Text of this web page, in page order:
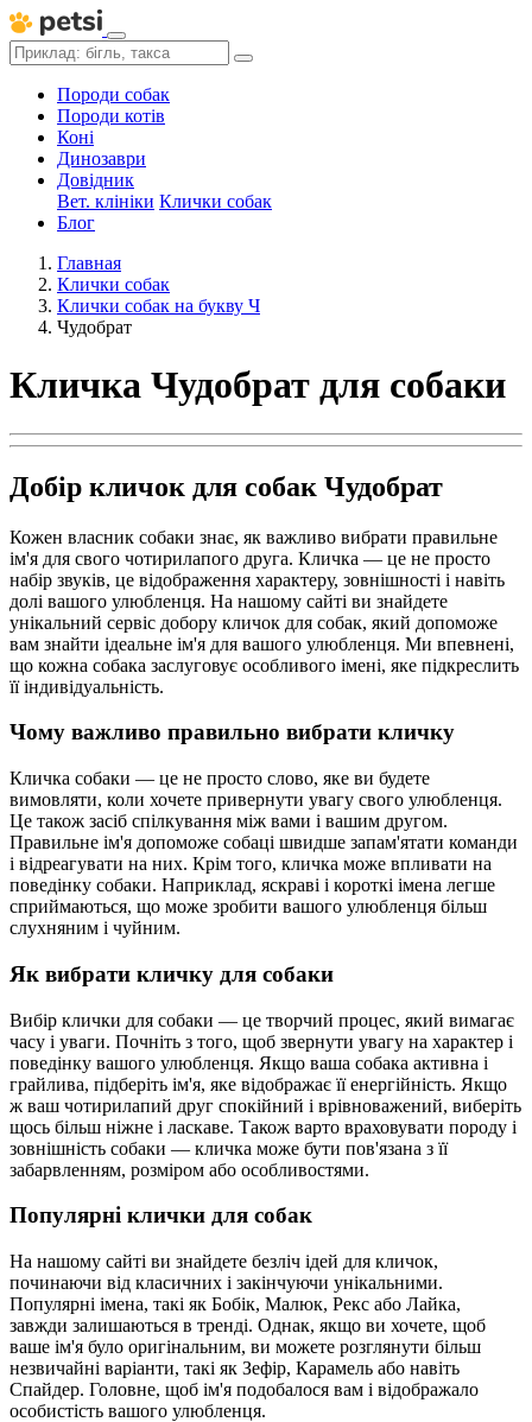
Породи собак
Породи котів
Коні
Динозаври
Довідник
Вет. клініки Клички собак
Блог
Главная
Клички собак
Клички собак на букву Ч
Чудобрат
Кличка Чудобрат для собаки
Добір кличок для собак Чудобрат
Кожен власник собаки знає, як важливо вибрати правильне
ім'я для свого чотирилапого друга. Кличка — це не просто
набір звуків, це відображення характеру, зовнішності і навіть
долі вашого улюбленця. На нашому сайті ви знайдете
унікальний сервіс добору кличок для собак, який допоможе
вам знайти ідеальне ім'я для вашого улюбленця. Ми впевнені,
що кожна собака заслуговує особливого імені, яке підкреслить
її індивідуальність.
Чому важливо правильно вибрати кличку
Кличка собаки — це не просто слово, яке ви будете
вимовляти, коли хочете привернути увагу свого улюбленця.
Це також засіб спілкування між вами і вашим другом.
Правильне ім'я допоможе собаці швидше запам'ятати команди
і відреагувати на них. Крім того, кличка може впливати на
поведінку собаки. Наприклад, яскраві і короткі імена легше
сприймаються, що може зробити вашого улюбленця більш
слухняним і чуйним.
Як вибрати кличку для собаки
Вибір клички для собаки — це творчий процес, який вимагає
часу і уваги. Почніть з того, щоб звернути увагу на характер і
поведінку вашого улюбленця. Якщо ваша собака активна і
грайлива, підберіть ім'я, яке відображає її енергійність. Якщо
ж ваш чотирилапий друг спокійний і врівноважений, виберіть
щось більш ніжне і ласкаве. Також варто враховувати породу і
зовнішність собаки — кличка може бути пов'язана з її
забарвленням, розміром або особливостями.
Популярні клички для собак
На нашому сайті ви знайдете безліч ідей для кличок,
починаючи від класичних і закінчуючи унікальними.
Популярні імена, такі як Бобік, Малюк, Рекс або Лайка,
завжди залишаються в тренді. Однак, якщо ви хочете, щоб
ваше ім'я було оригінальним, ви можете розглянути більш
незвичайні варіанти, такі як Зефір, Карамель або навіть
Спайдер. Головне, щоб ім'я подобалося вам і відображало
особистість вашого улюбленця.